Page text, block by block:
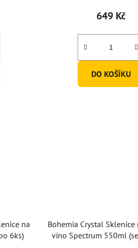
649 Kč
DO KOŠÍKU
na
6ks)
Bohemia Crystal Sklenice
víno Spectrum 550ml